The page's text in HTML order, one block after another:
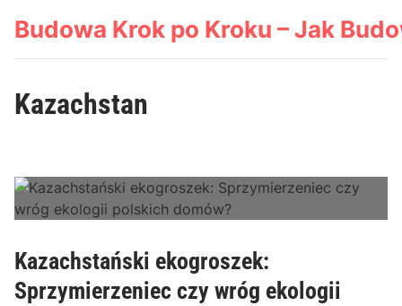
Budowa Krok po Kroku – Jak
Kazachstan
Kazachstański ekogroszek:
Sprzymierzeniec czy wróg ekologii